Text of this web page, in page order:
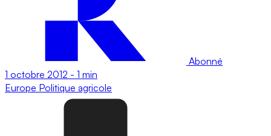
Abonné
1 octobre 2012 - 1 min
Europe Politique agricole